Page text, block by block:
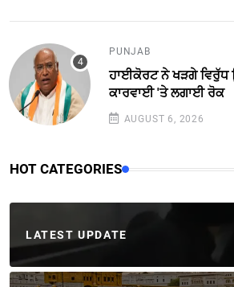
PUNJAB
ਹਾਈਕੋਰਟ ਨੇ ਖੜਗੇ ਵਿਰੁੱਧ
ਕਾਰਵਾਈ 'ਤੇ ਲਗਾਈ ਰੋਕ
AUGUST 6, 2026
HOT CATEGORIES
LATEST UPDATE